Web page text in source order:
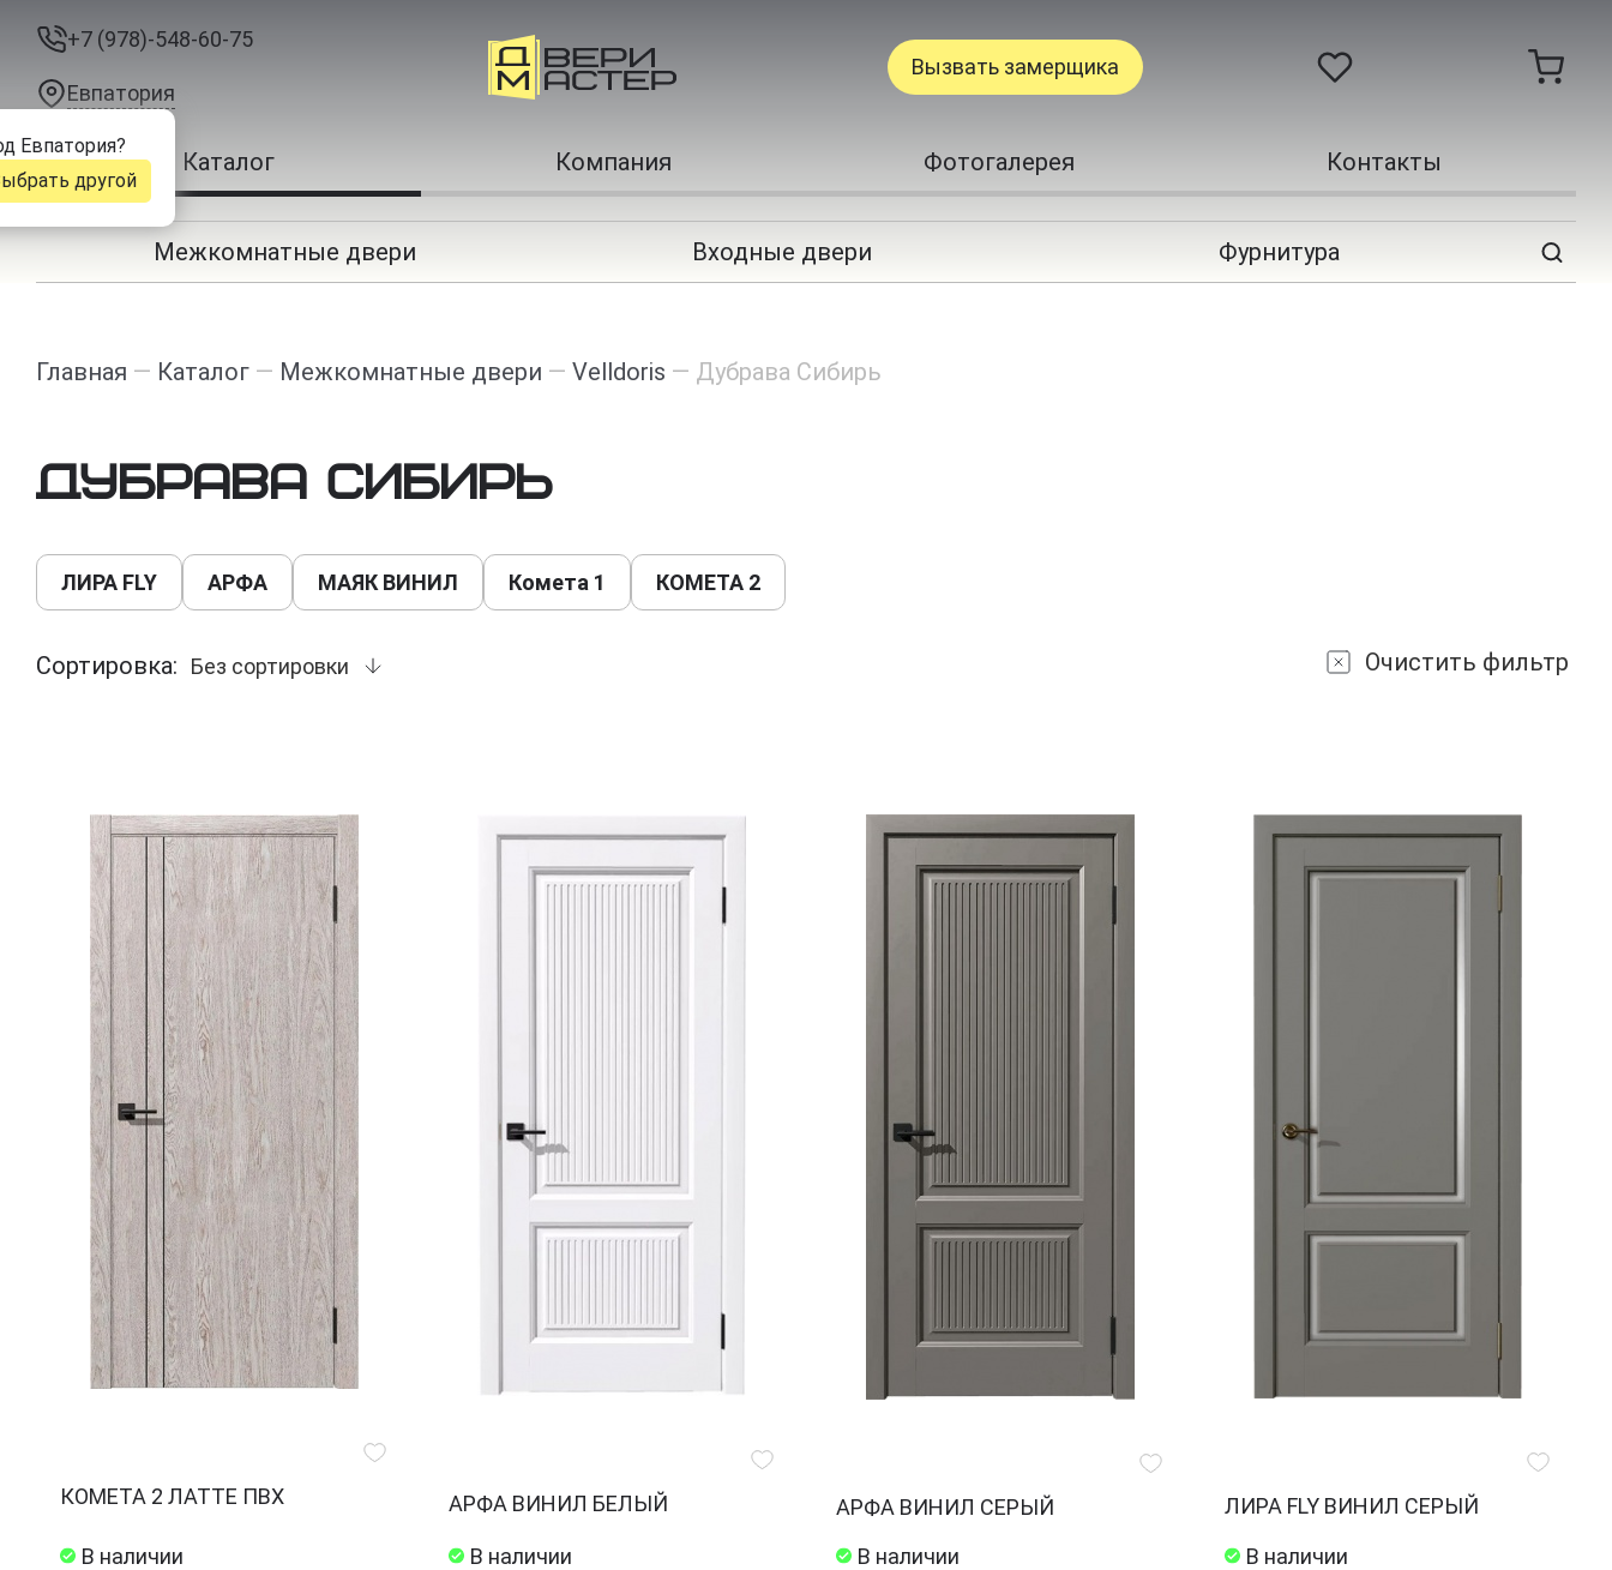
+7 (978)-548-60-75
Евпатория
Евпатория?
другой
Вызвать замерщика
Каталог Компания Фотогалерея Контакты
Межкомнатные двери Входные двери Фурнитура
Главная — Каталог — Межкомнатные двери — Velldoris — Дубрава Сибирь
Дубрава Сибирь
ЛИРА FLY АРФА МАЯК ВИНИЛ Комета 1 КОМЕТА 2
Сортировка: Без сортировки Очистить фильтр
КОМЕТА 2 ЛАТТЕ ПВХ
В наличии
АРФА ВИНИЛ БЕЛЫЙ
В наличии
АРФА ВИНИЛ СЕРЫЙ
В наличии
ЛИРА FLY ВИНИЛ СЕРЫЙ
В наличии